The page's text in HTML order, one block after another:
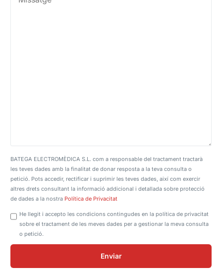
BATEGA ELECTROMÈDICA S.L. com a responsable del tractament tractarà
les teves dades amb la finalitat de donar resposta a la teva consulta o
petició. Pots accedir, rectificar i suprimir les teves dades, així com exercir
altres drets consultant la informació addicional i detallada sobre protecció
de dades a la nostra Política de Privacitat
He llegit i accepto les condicions contingudes en la política de privacitat
sobre el tractament de les meves dades per a gestionar la meva consulta
o petició.